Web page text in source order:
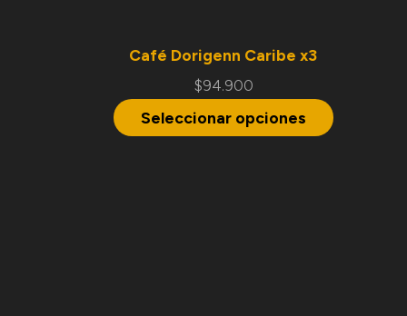
Café Dorigenn Caribe x3
$94.900
Seleccionar opciones